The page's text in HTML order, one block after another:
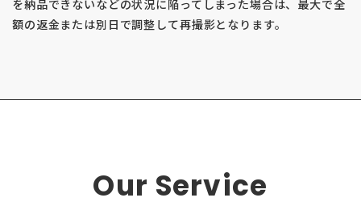
を納品できないなどの状況に陥ってしまった場合は、最大で全
額の返金または別日で調整して再撮影となります。
Our Service